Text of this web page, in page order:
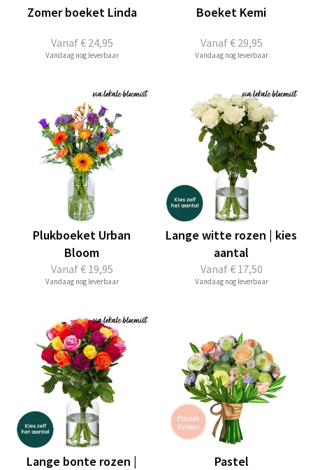
Vanaf€ 24,95
Zomer boeket Linda
Vandaag nog leverbaar
Vanaf€ 29,95
Boeket Kemi
Vandaag nog leverbaar
Vanaf€ 19,95
Plukboeket Urban
Bloom
Vandaag nog leverbaar
Vanaf€ 17,50
Lange witte rozen | kies
aantal
Vandaag nog leverbaar
Lange bonte rozen |
Pastel